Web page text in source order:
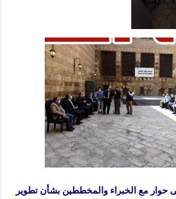
حوار مع الخبراء والمخططين بشأن تطوير